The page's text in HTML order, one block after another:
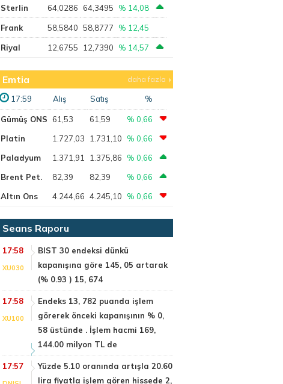
Sterlin 64,0286 64,3495 % 14,08
Frank 58,5840 58,8777 % 12,45
Riyal 12,6755 12,7390 % 14,57
Emtia daha fazla
17:59 Alış Satış %
Gümüş ONS 61,53 61,59
% 0,66
Platin
1.727,03 1.731,10
% 0,66
Paladyum
1.371,91 1.375,86
% 0,66
Brent Pet.
82,39 82,39
% 0,66
Altın Ons
4.244,66 4.245,10 % 0,66
Seans Raporu
17:58
XU030
BIST 30 endeksi dünkü
kapanışına göre 145, 05 artarak
(% 0.93 ) 15, 674
17:58
XU100
Endeks 13, 782 puanda işlem
görerek önceki kapanışının % 0,
58 üstünde . İşlem hacmi 169,
144.00 milyon TL de
17:57
Yüzde 5.10 oranında artışla 20.60
lira fiyatla işlem gören hissede 2,